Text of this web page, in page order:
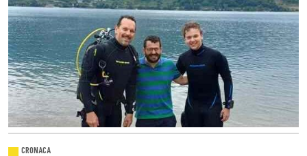
CRONACA